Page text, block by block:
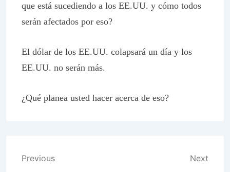
que está sucediendo a los EE.UU. y cómo todos
serán afectados por eso?
El dólar de los EE.UU. colapsará un día y los
EE.UU. no serán más.
¿Qué planea usted hacer acerca de eso?
Post
Previous
Next